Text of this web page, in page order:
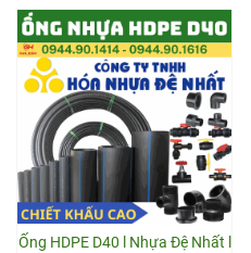
Ống HDPE D40 l Nhựa Đệ Nhất l